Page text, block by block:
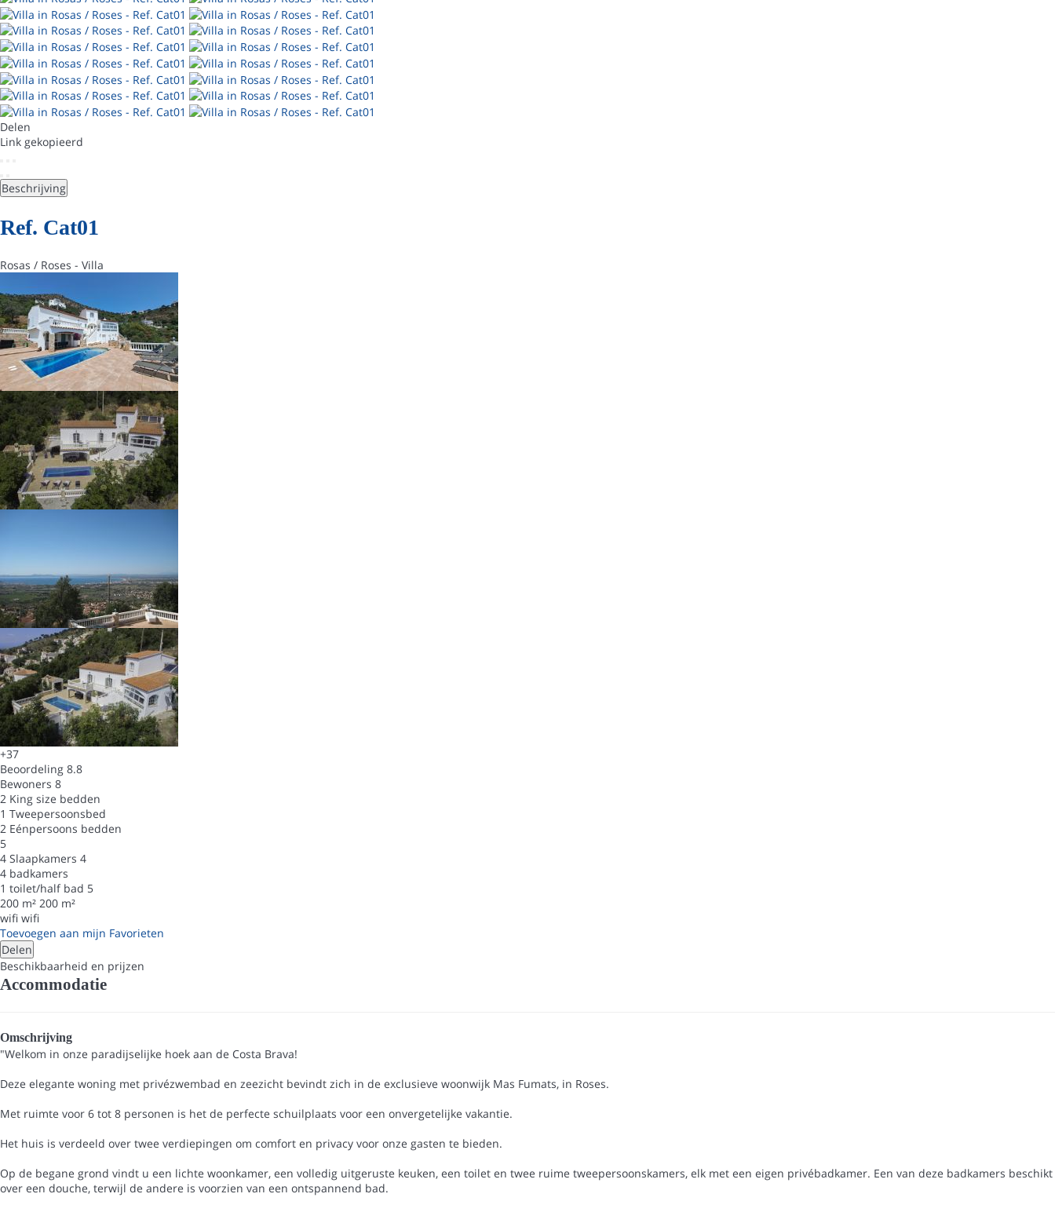
Delen
Link gekopieerd
Beschrijving
Ref. Cat01
Rosas / Roses - Villa
+37
Beoordeling 8.8
Bewoners 8
2 King size bedden
1 Tweepersoonsbed
2 Eénpersoons bedden
5
4 Slaapkamers 4
4 badkamers
1 toilet/half bad 5
200 m² 200 m²
wifi wifi
Toevoegen aan mijn Favorieten
Delen
Beschikbaarheid en prijzen
Accommodatie
Omschrijving
"Welkom in onze paradijselijke hoek aan de Costa Brava!
Deze elegante woning met privézwembad en zeezicht bevindt zich in de exclusieve woonwijk Mas Fumats, in Roses.
Met ruimte voor 6 tot 8 personen is het de perfecte schuilplaats voor een onvergetelijke vakantie.
Het huis is verdeeld over twee verdiepingen om comfort en privacy voor onze gasten te bieden.
Op de begane grond vindt u een lichte woonkamer, een volledig uitgeruste keuken, een toilet en twee ruime tweepersoonskamers, elk met een eigen privébadkamer. Een van deze badkamers beschikt
over een douche, terwijl de andere is voorzien van een ontspannend bad.